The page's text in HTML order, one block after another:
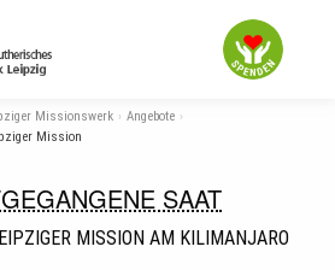
Missionswerk
Angebote
Mission
SAAT
MISSION AM KILIMANJARO